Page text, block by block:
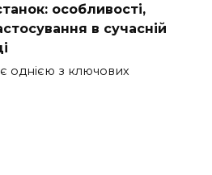
особливості,
в сучасній
однією з ключових